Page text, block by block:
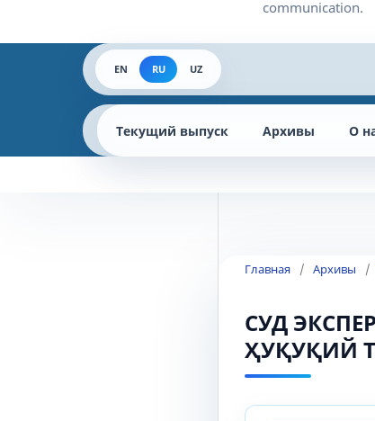
EN RU UZ
Текущий выпуск Архивы О
Главная / Архивы /
СУД
ҲУҚУҚИЙ